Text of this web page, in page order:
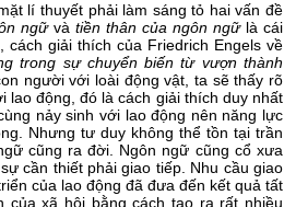
lí thuyết phải làm sáng tỏ hai vấn đề
ngữvàtiền thân của ngôn ngữlà cái
cách giải thích của Friedrich Engels về
trong sự chuyển biến từ vượn thành
người với loài động vật, ta sẽ thấy rõ
lao động, đó là cách giải thích duy nhất
nảy sinh với lao động nên năng lực
Nhưng tư duy không thể tồn tại trần
cũng ra đời. Ngôn ngữ cũng cổ xưa
cần thiết phải giao tiếp. Nhu cầu giao
của lao động đã đưa đến kết quả tất
của xã hội bằng cách tạo ra rất nhiều